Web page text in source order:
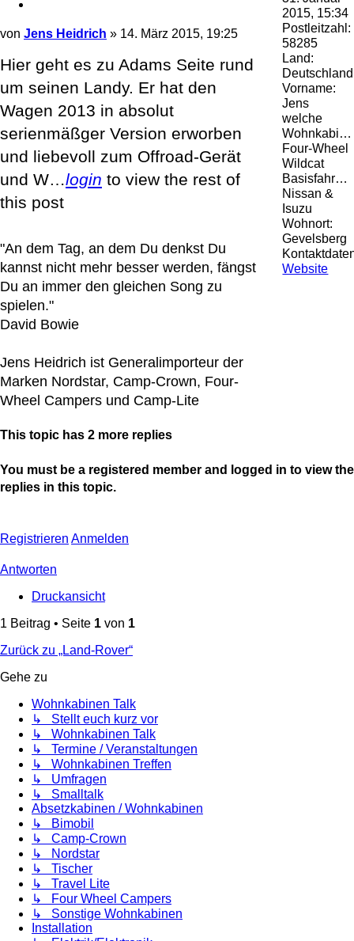
2015, 15:34
Postleitzahl:
58285
Land:
Deutschland
Vorname:
Jens
welche
Wohnkabine:
Four-Wheel
Wildcat
Basisfahrzeug:
Nissan &
Isuzu
Wohnort:
Gevelsberg
Website
Beitrag
von Jens Heidrich » 14. März 2015, 19:25
Hier geht es zu Adams Seite rund
um seinen Landy. Er hat den
Wagen 2013 in absolut
serienmäßger Version erworben
und liebevoll zum Offroad-Gerät
und W…login to view the rest of
this post
"An dem Tag, an dem Du denkst Du
kannst nicht mehr besser werden, fängst
Du an immer den gleichen Song zu
spielen."
David Bowie
Jens Heidrich ist Generalimporteur der
Marken Nordstar, Camp-Crown, Four-
Wheel Campers und Camp-Lite
This topic has 2 more replies
You must be a registered member and logged in to view the
replies in this topic.
Registrieren Anmelden
Antworten
Druckansicht
1 Beitrag • Seite 1 von 1
Zurück zu „Land-Rover“
Gehe zu
Wohnkabinen Talk
↳ Stellt euch kurz vor
↳ Wohnkabinen Talk
↳ Termine / Veranstaltungen
↳ Wohnkabinen Treffen
↳ Umfragen
↳ Smalltalk
Absetzkabinen / Wohnkabinen
↳ Bimobil
↳ Camp-Crown
↳ Nordstar
↳ Tischer
↳ Travel Lite
↳ Four Wheel Campers
↳ Sonstige Wohnkabinen
Installation